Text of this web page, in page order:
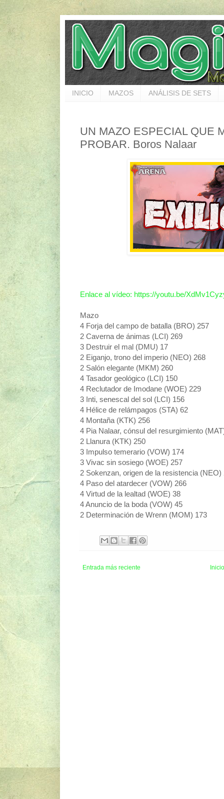
INICIO MAZOS ANÁLISIS DE SETS
UN MAZO ESPECIAL QUE
PROBAR. Boros Nalaar
Enlace al vídeo: https://youtu.be/
Mazo
4 Forja del campo de batalla (BRO) 257
2 Caverna de ánimas (LCI) 269
3 Destruir el mal (DMU) 17
2 Eiganjo, trono del imperio (NEO) 268
2 Salón elegante (MKM) 260
4 Tasador geológico (LCI) 150
4 Reclutador de Imodane (WOE) 229
3 Inti, senescal del sol (LCI) 156
4 Hélice de relámpagos (STA) 62
4 Montaña (KTK) 256
4 Pia Nalaar, cónsul del resurgimiento
2 Llanura (KTK) 250
3 Impulso temerario (VOW) 174
3 Vivac sin sosiego (WOE) 257
2 Sokenzan, origen de la resistencia (NEO)
4 Paso del atardecer (VOW) 266
4 Virtud de la lealtad (WOE) 38
4 Anuncio de la boda (VOW) 45
2 Determinación de Wrenn (MOM) 173
Entrada más reciente Inicio